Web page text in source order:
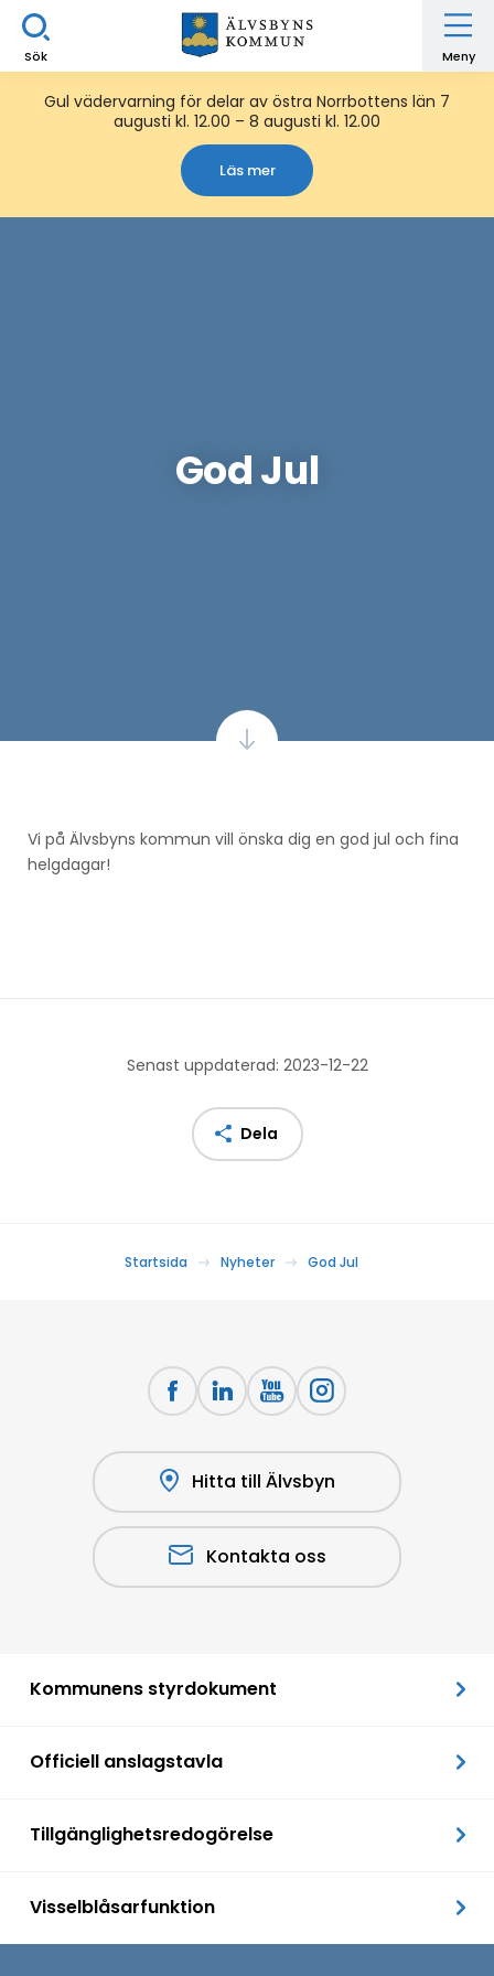
Sök Meny
Gul vädervarning för delar av östra Norrbottens län 7
augusti kl. 12.00 – 8 augusti kl. 12.00
Läs mer
God Jul
Vi på Älvsbyns kommun vill önska dig en god jul och fina
helgdagar!
Senast uppdaterad: 2023-12-22
Dela
Startsida Nyheter God Jul
Hitta till Älvsbyn
Kontakta oss
Kommunens styrdokument
Officiell anslagstavla
Tillgänglighetsredogörelse
Visselblåsarfunktion